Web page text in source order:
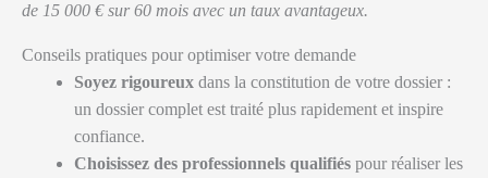
de 15 000 € sur 60 mois avec un taux avantageux.
Conseils pratiques pour optimiser votre demande
Soyez rigoureux dans la constitution de votre dossier :
un dossier complet est traité plus rapidement et inspire
confiance.
Choisissez des professionnels qualifiés pour réaliser les